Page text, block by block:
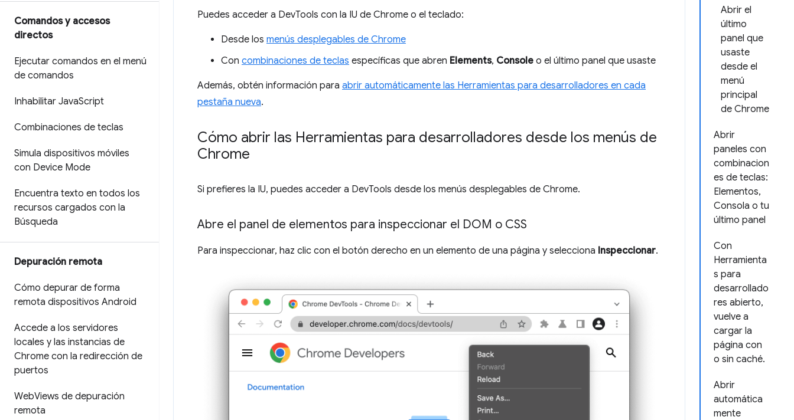
Comandos y accesos
directos
Ejecutar comandos en el menú
de comandos
Inhabilitar JavaScript
Combinaciones de teclas
Simula dispositivos móviles
con Device Mode
Encuentra texto en todos los
recursos cargados con la
Búsqueda
Depuración remota
Cómo depurar de forma
remota dispositivos Android
Accede a los servidores
locales y las instancias de
Chrome con la redirección de
puertos
WebViews de depuración
remota
Abrir el
último
panel que
usaste
desde el
menú
principal
de Chrome
Abrir
paneles con
combinacion
es de teclas:
Elementos,
Consola o tu
último panel
Con
Herramienta
s para
desarrollado
res abierto,
vuelve a
cargar la
página con
o sin caché.
Abrir
automática
mente
Puedes acceder a DevTools con la IU de Chrome o el teclado:
Desde los menús desplegables de Chrome
Con combinaciones de teclas específicas que abren Elements, Console o el último panel que usaste
Además, obtén información para abrir automáticamente las Herramientas para desarrolladores en cada
pestaña nueva.
Cómo abrir las Herramientas para desarrolladores desde los menús de
Chrome
Si prefieres la IU, puedes acceder a DevTools desde los menús desplegables de Chrome.
Abre el panel de elementos para inspeccionar el DOM o CSS
Para inspeccionar, haz clic con el botón derecho en un elemento de una página y selecciona Inspeccionar.